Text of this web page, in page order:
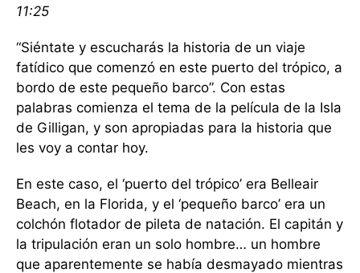
11:25
“Siéntate y escucharás la historia de un viaje
fatídico que comenzó en este puerto del trópico, a
bordo de este pequeño barco”. Con estas
palabras comienza el tema de la película de la Isla
de Gilligan, y son apropiadas para la historia que
les voy a contar hoy.
En este caso, el ‘puerto del trópico’ era Belleair
Beach, en la Florida, y el ‘pequeño barco’ era un
colchón flotador de pileta de natación. El capitán y
la tripulación eran un solo hombre… un hombre
que aparentemente se había desmayado mientras